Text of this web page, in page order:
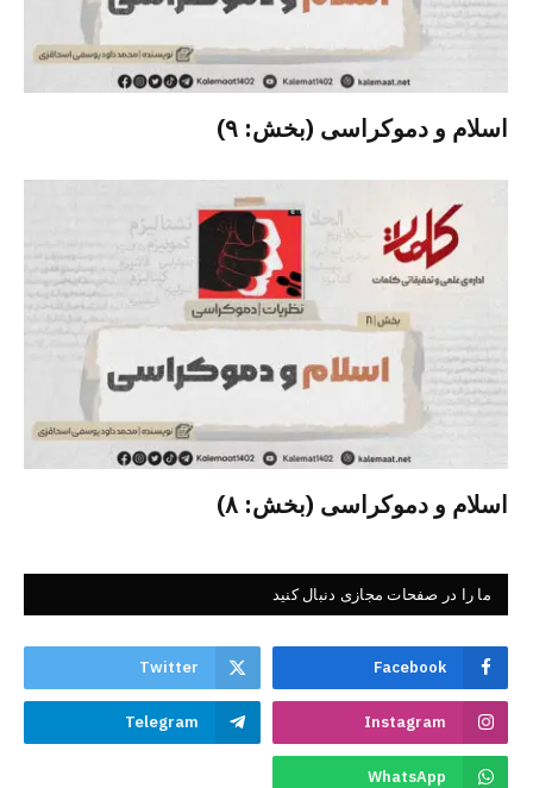
اسلام و دموکراسی (بخش: ۹)
اسلام و دموکراسی (بخش: ۸)
ما را در صفحات مجازی دنبال کنید
Facebook
Twitter
Instagram
Telegram
WhatsApp